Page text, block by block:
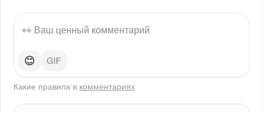
😊
Какие правила в комментариях